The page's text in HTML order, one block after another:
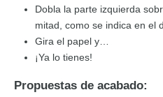
Dobla la parte izquierda
mitad, como se indica en el
Gira el papel y…
¡Ya lo tienes!
Propuestas de acabado: